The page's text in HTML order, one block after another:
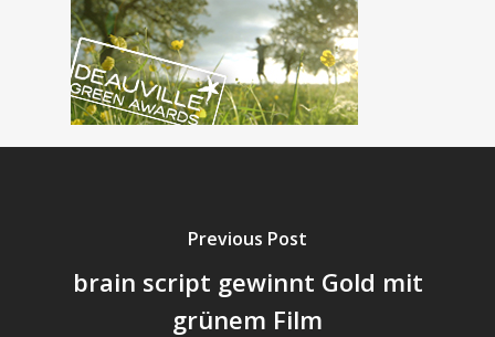
Previous Post
brain script gewinnt Gold mit
grünem Film